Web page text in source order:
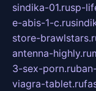
sindika-01.rusp-
e-abis-1-c.ru
store-
antenna-highly.ru
3-sex-porn.ru
viagra-tablet.ru